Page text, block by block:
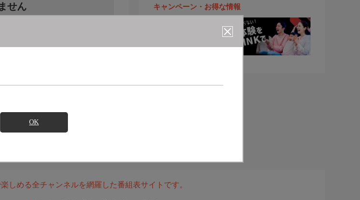
OK
せん キャンペーン・お得な情報
しめる全チャンネルを網羅した番組表サイトです。